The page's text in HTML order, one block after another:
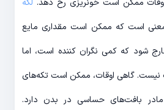
اوقات ممکن است خونریزی رخ دهد. لکه
است که ممکن است مقداری مایع
شود که کمی نگران کننده است، اما
گاهی اوقات، ممکن است تکه‌های
مادر بافت‌های حساسی در بدن دارد.